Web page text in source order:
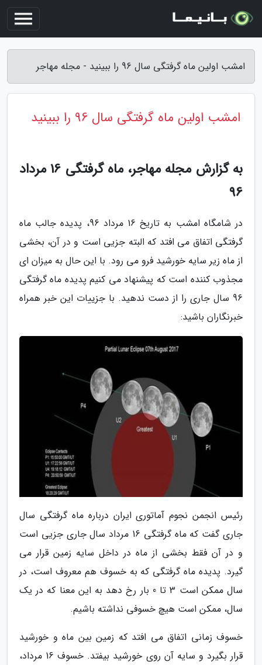
امشب اولین ماه گرفتگی سال 96 را ببینید - مجله مهاجر
امشب اولین ماه گرفتگی سال 96 را ببینید
به گزارش مجله مهاجر، ماه گرفتگی 16 مرداد
96
در شامگاه امشب به تاریخ 16 مرداد 96، پدیده جالب ماه
گرفتگی اتفاق می افتد که البته جزیی است و در آن، بخشی
از ماه زیر سایه خورشید فرو می رود. با این حال به میزان ای
مجذوب کننده است که پیشنهاد می کنیم پدیده ماه گرفتگی
96 سال جاری را از دست ندهید. با جزییات این خبر همراه
خبرنگاران باشید:
رئیس انجمن نجوم آماتوری ایران درباره ماه گرفتگی سال
جاری گفت که ماه گرفتگی 16 مرداد سال جاری جزیی است
و در آن فقط بخشی از ماه در داخل سایه زمین قرار می
گیرد. پدیده ماه گرفتگی که به خسوف هم معروف است، در
سال ممکن است 3 تا 0 بار رخ دهد به این معنا که در یک
سال، ممکن است هیچ خسوفی نداشته باشیم.
خسوف زمانی اتفاق می افتد که زمین بین ماه و خورشید
قرار بگیرد و سایه آن روی خورشید بیفتد. خسوف 16 مرداد،